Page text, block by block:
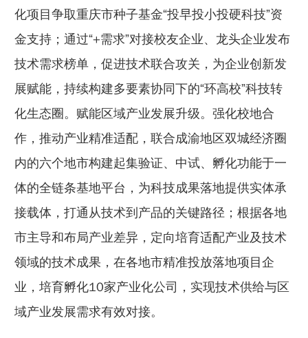
化项目争取重庆市种子基金“投早投小投硬科技”资
金支持；通过“+需求”对接校友企业、龙头企业发布
技术需求榜单，促进技术联合攻关，为企业创新发
展赋能，持续构建多要素协同下的“环高校”科技转
化生态圈。赋能区域产业发展升级。强化校地合
作，推动产业精准适配，联合成渝地区双城经济圈
内的六个地市构建起集验证、中试、孵化功能于一
体的全链条基地平台，为科技成果落地提供实体承
接载体，打通从技术到产品的关键路径；根据各地
市主导和布局产业差异，定向培育适配产业及技术
领域的技术成果，在各地市精准投放落地项目企
业，培育孵化10家产业化公司，实现技术供给与区
域产业发展需求有效对接。